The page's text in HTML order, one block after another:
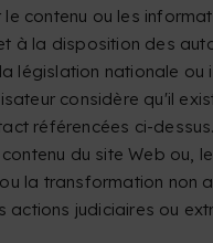
contenu ou les
à la disposition des
législation nationale
considère qu'il
référencées ci-dessus.
du site Web ou,
la transformation
judiciaires ou